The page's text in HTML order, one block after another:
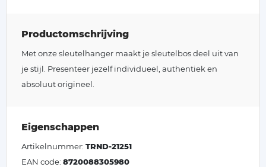
Productomschrijving
Met onze sleutelhanger maakt je sleutelbos deel uit van
je stijl. Presenteer jezelf individueel, authentiek en
absoluut origineel.
Eigenschappen
Artikelnummer: TRND-21251
EAN code: 8720088305980